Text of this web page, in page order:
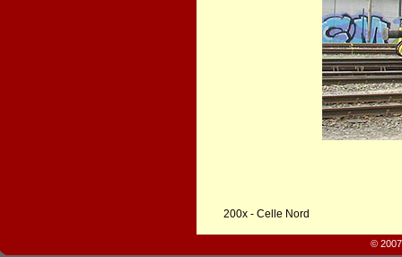
200x - Celle Nord
©